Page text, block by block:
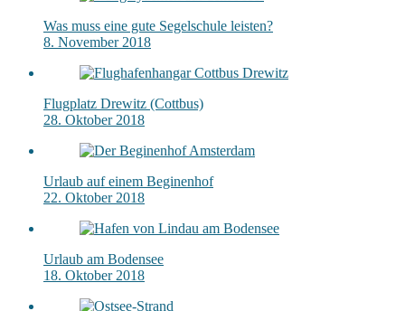
Was muss eine gute Segelschule leisten?
8. November 2018
Flugplatz Drewitz (Cottbus)
28. Oktober 2018
Urlaub auf einem Beginenhof
22. Oktober 2018
Urlaub am Bodensee
18. Oktober 2018